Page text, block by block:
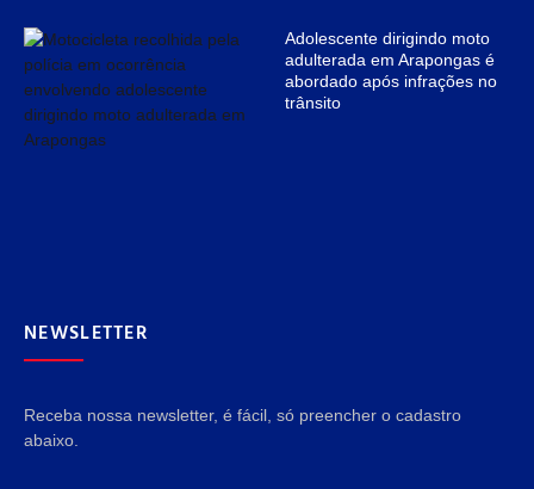
Adolescente dirigindo moto
adulterada em Arapongas é
abordado após infrações no
trânsito
NEWSLETTER
Receba nossa newsletter, é fácil, só preencher o cadastro
abaixo.